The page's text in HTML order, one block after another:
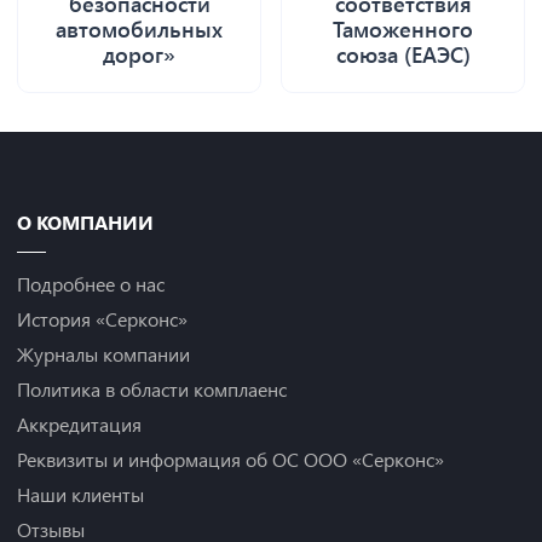
автомобильных
дорог»
Таможенного
союза (ЕАЭС)
О КОМПАНИИ
Подробнее о нас
История «Серконс»
Журналы компании
Политика в области комплаенс
Аккредитация
Реквизиты и информация об ОС ООО «Серконс»
Наши клиенты
Отзывы